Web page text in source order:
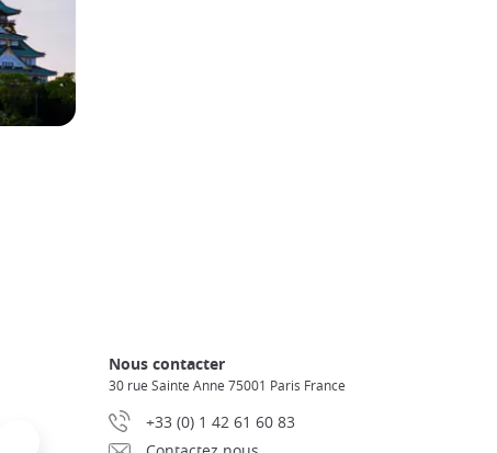
Nous contacter
30 rue Sainte Anne 75001 Paris France
+33 (0) 1 42 61 60 83